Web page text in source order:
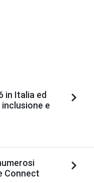
in Italia ed
e
Connect